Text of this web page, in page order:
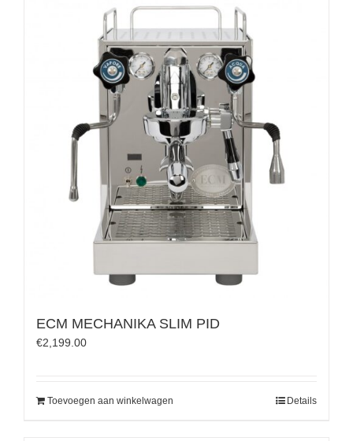
ECM MECHANIKA SLIM PID
€2,199.00
Toevoegen aan winkelwagen Details